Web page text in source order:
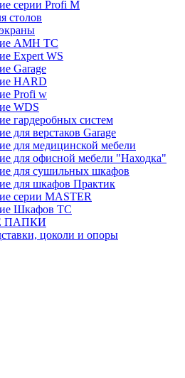
серии Profi M
столов
AMH TC
Expert WS
Garage
HARD
Profi w
WDS
гардеробных систем
для верстаков Garage
для медицинской мебели
для офисной мебели "Находка"
для сушильных шкафов
для шкафов Практик
серии MASTER
Шкафов ТС
ПАПКИ
цоколи и опоры